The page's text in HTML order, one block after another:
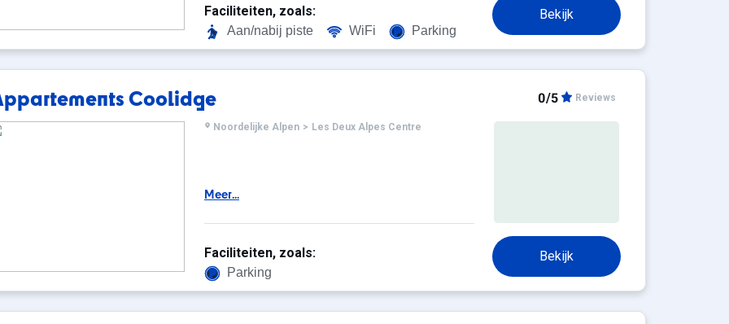
Bekijk
Faciliteiten, zoals:
Aan/nabij piste WiFi Parking
Coolidge 0/5 Reviews
Noordelijke Alpen > Les Deux Alpes Centre
Meer...
Bekijk
Faciliteiten, zoals:
Parking